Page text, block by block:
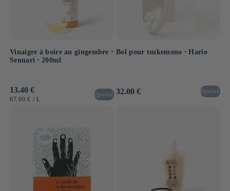
Vinaigre à boire au gingembre ⋅
Sennari ⋅ 200ml
Prix
habituel
13.40 €
PRIX
67.00 € / PAR
L
épuisé
Bol pour tsukemono ⋅ Hario
Prix
32.00 € épuisé